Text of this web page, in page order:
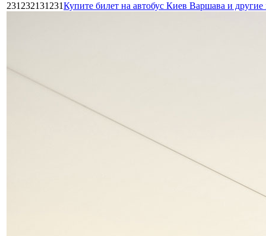
231232131231Купите билет на автобус Киев Варшава и